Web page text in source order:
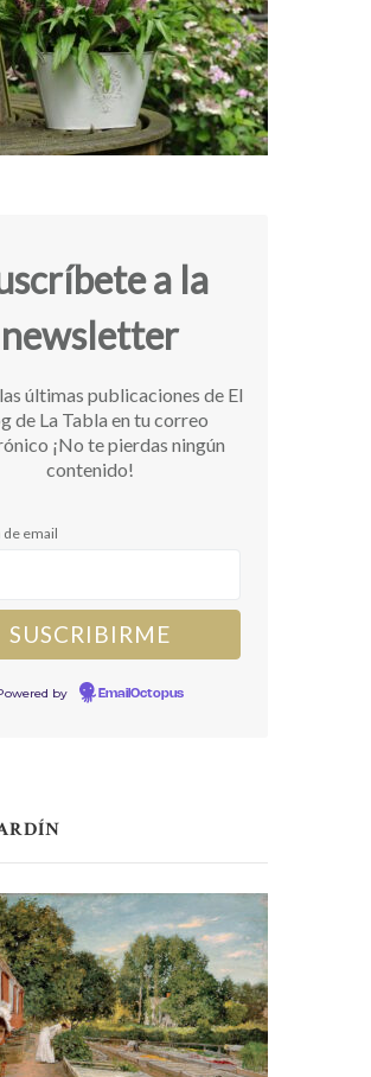
a la
newsletter
últimas publicaciones de El
de La Tabla en tu correo
¡No te pierdas ningún
contenido!
email
by EmailOctopus